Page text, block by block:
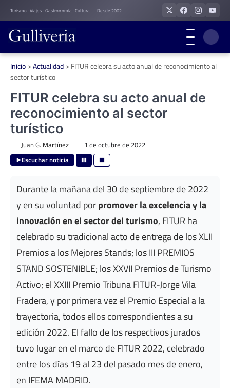
Skip
to
content
Turismo · Viajes · Gastronomía · Cultura — Desde 2002
Inicio>Actualidad> FITUR celebra su acto anual de reconocimiento al
sector turístico
FITUR celebra su acto anual de
reconocimiento al sector
turístico
Juan G. Martínez| 1 de octubre de 2022
Escuchar noticia
Durante la mañana del 30 de septiembre de 2022
y en su voluntad porpromover la excelencia y la
innovación en el sector del turismo, FITUR ha
celebrado su tradicional acto de entrega de los XLII
Premios a los Mejores Stands; los III PREMIOS
STAND SOSTENIBLE; los XXVII Premios de Turismo
Activo; el XXIII Premio Tribuna FITUR-Jorge Vila
Fradera, y por primera vez el Premio Especial a la
trayectoria, todos ellos correspondientes a su
edición 2022. El fallo de los respectivos jurados
tuvo lugar en el marco de FITUR 2022, celebrado
entre los días 19 al 23 del pasado mes de enero,
en IFEMA MADRID.